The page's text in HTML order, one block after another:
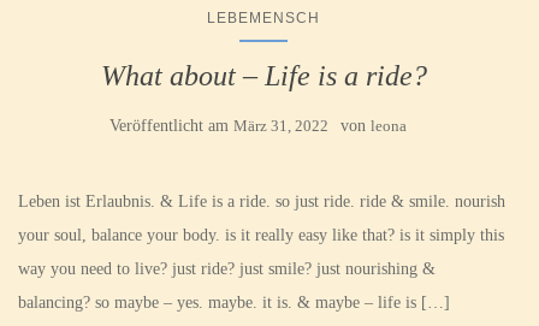
LEBEMENSCH
What about – Life is a ride?
Veröffentlicht am März 31, 2022 von leona
Leben ist Erlaubnis. & Life is a ride. so just ride. ride & smile. nourish
your soul, balance your body. is it really easy like that? is it simply this
way you need to live? just ride? just smile? just nourishing &
balancing? so maybe – yes. maybe. it is. & maybe – life is […]